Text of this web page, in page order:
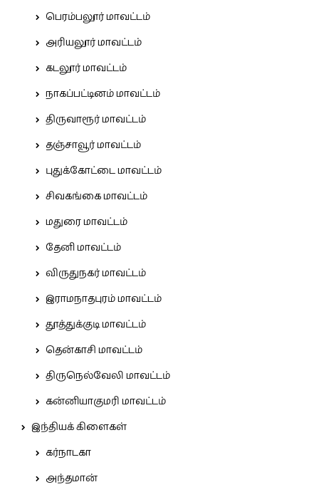
பெரம்பலூர் மாவட்டம்
அரியலூர் மாவட்டம்
கடலூர் மாவட்டம்
நாகப்பட்டினம் மாவட்டம்
திருவாரூர் மாவட்டம்
தஞ்சாவூர் மாவட்டம்
புதுக்கோட்டை மாவட்டம்
சிவகங்கை மாவட்டம்
மதுரை மாவட்டம்
தேனி மாவட்டம்
விருதுநகர் மாவட்டம்
இராமநாதபுரம் மாவட்டம்
தூத்துக்குடி மாவட்டம்
தென்காசி மாவட்டம்
திருநெல்வேலி மாவட்டம்
கன்னியாகுமரி மாவட்டம்
இந்தியக் கிளைகள்
கர்நாடகா
அந்தமான்